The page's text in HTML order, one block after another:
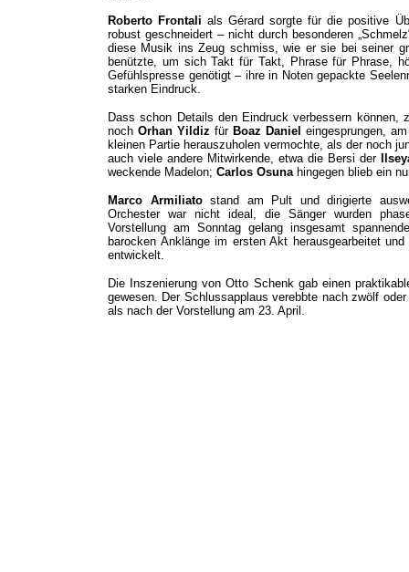
Roberto Frontali als Gérard sorgte für die positive
robust geschneidert – nicht durch besonderen
diese Musik ins Zeug schmiss, wie er sie bei seiner
benützte, um sich Takt für Takt, Phrase für Phrase,
Gefühlspresse genötigt – ihre in Noten gepackte
starken Eindruck.
Dass schon Details den Eindruck verbessern
noch Orhan Yildiz für Boaz Daniel eingesprungen,
kleinen Partie herauszuholen vermochte, als der noch
auch viele andere Mitwirkende, etwa die Bersi der
weckende Madelon; Carlos Osunahingegen blieb ein
Marco Armiliato stand am Pult und dirigierte
Orchester war nicht ideal, die Sänger wurden
Vorstellung am Sonntag gelang insgesamt
barocken Anklänge im ersten Akt herausgearbeitet
entwickelt.
Die Inszenierung von Otto Schenk gab einen
gewesen. Der Schlussapplaus verebbte nach zwölf
als nach der Vorstellung am 23. April.